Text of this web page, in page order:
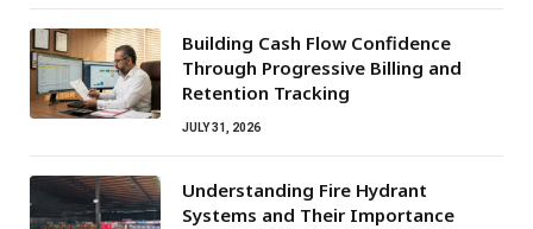
Building Cash Flow Confidence
Through Progressive Billing and
Retention Tracking
JULY 31, 2026
Understanding Fire Hydrant
Systems and Their Importance